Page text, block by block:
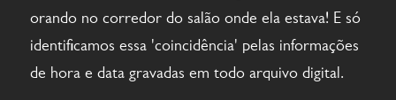
orando no corredor do salão onde ela estava! E só
identificamos essa 'coincidência' pelas informações
de hora e data gravadas em todo arquivo digital.